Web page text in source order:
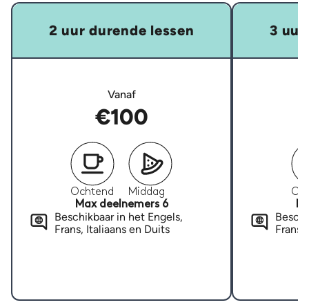
2 uur durende lessen
Vanaf
€100
Ochtend
Middag
Max deelnemers 6
Beschikbaar in het Engels,
Frans, Italiaans en Duits
3 uur
Frans,